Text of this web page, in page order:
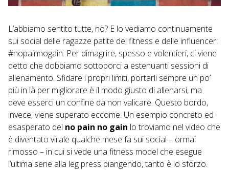
L’abbiamo sentito tutte, no? E lo vediamo continuamente
sui social delle ragazze patite del fitness e delle influencer:
#nopainnogain. Per dimagrire, spesso e volentieri, ci viene
detto che dobbiamo sottoporci a estenuanti sessioni di
allenamento. Sfidare i propri limiti, portarli sempre un po’
più in là per migliorare è il modo giusto di allenarsi, ma
deve esserci un confine da non valicare. Questo bordo,
invece, viene superato eccome. Un esempio concreto ed
esasperato del no pain no gain lo troviamo nel video che
è diventato virale qualche mese fa sui social – ormai
rimosso – in cui si vede una fitness model che esegue
l’ultima serie alla leg press piangendo, tanto è lo sforzo.